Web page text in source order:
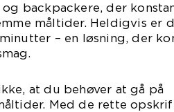
backpackere, der
måltider. Heldigvis er
– en løsning, der
at du behøver at gå på
Med de rette